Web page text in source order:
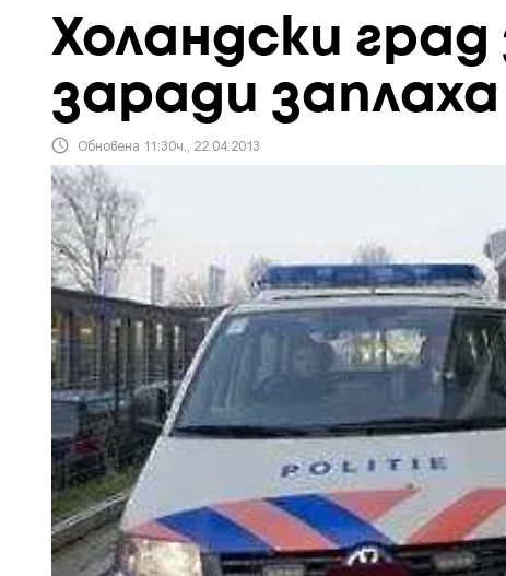
Холандски
заради
Обновена 11:30ч., 22.04.2013